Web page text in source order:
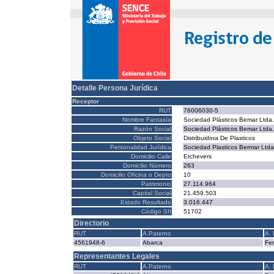
Detalle Persona Jurídica
Receptor
RUT
76006030-5
Nombre Fantasía
Sociedad Plásticos Bemar Ltda.
Razón Social
Sociedad Plásticos Bemar Ltda.
Objeto Social
Distribuidora De Plasticos
Personalidad Jurídica
Sociedad Plasticos Bermar
Domicilio Calle
Etchevers
Domicilio Número
263
Domicilio Oficina o Depto
10
Patrimonio
27.114.964
Capital Social
21.459.503
Estado Resultado
3.016.447
Código SII
51702
Directorio
RUT A.Paterno
A.
4561948-6
Abarca
Representantes Legales
RUT A.Paterno
A.